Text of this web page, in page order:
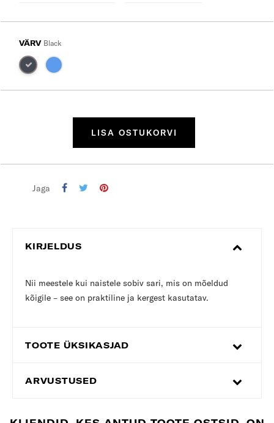
VÄRV Black
LISA OSTUKORVI
Jaga
KIRJELDUS
Nii meestele kui naistele sobiv sari, mis on mõeldud
kõigile – see on praktiline ja kergest kasutatav.
TOOTE ÜKSIKASJAD
ARVUSTUSED